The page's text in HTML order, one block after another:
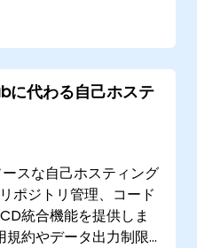
同作業手法。
においてGitLab Pages
キュアな構成設定を実
代わる自己ホステ
スな自己ホスティング
ポジトリ管理、コード
統合機能を提供しま
規約やデータ出力制限